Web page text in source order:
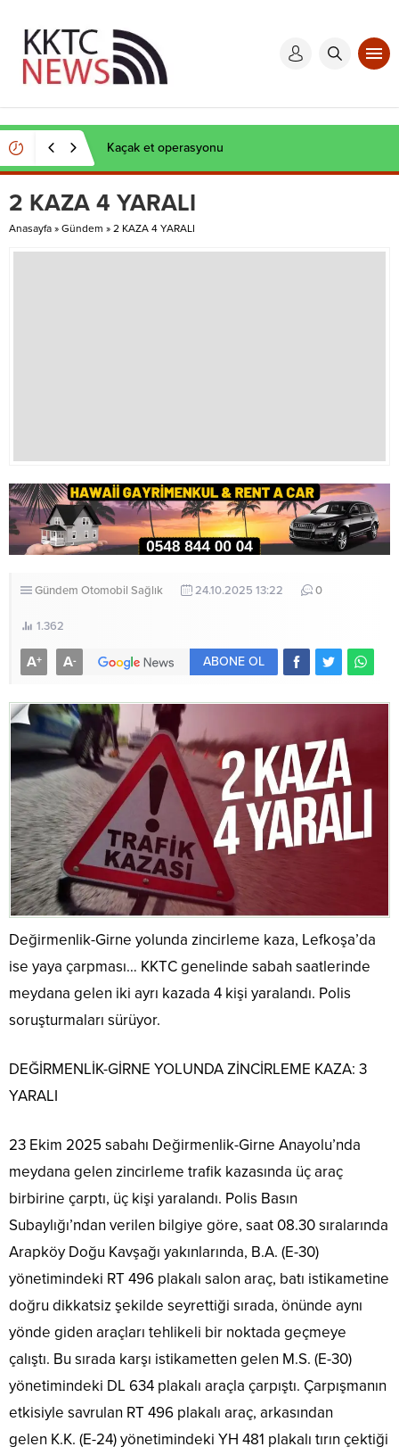
Kaçak et operasyonu
2 KAZA 4 YARALI
Anasayfa » Gündem » 2 KAZA 4 YARALI
Gündem Otomobil Sağlık 24.10.2025 13:22 0
1.362
A+ A- ABONE OL
Değirmenlik-Girne yolunda zincirleme kaza, Lefkoşa’da
ise yaya çarpması… KKTC genelinde sabah saatlerinde
meydana gelen iki ayrı kazada 4 kişi yaralandı. Polis
soruşturmaları sürüyor.
DEĞİRMENLİK-GİRNE YOLUNDA ZİNCİRLEME KAZA: 3
YARALI
23 Ekim 2025 sabahı Değirmenlik-Girne Anayolu’nda
meydana gelen zincirleme trafik kazasında üç araç
birbirine çarptı, üç kişi yaralandı. Polis Basın
Subaylığı’ndan verilen bilgiye göre, saat 08.30 sıralarında
Arapköy Doğu Kavşağı yakınlarında, B.A. (E-30)
yönetimindeki RT 496 plakalı salon araç, batı istikametine
doğru dikkatsiz şekilde seyrettiği sırada, önünde aynı
yönde giden araçları tehlikeli bir noktada geçmeye
çalıştı. Bu sırada karşı istikametten gelen M.S. (E-30)
yönetimindeki DL 634 plakalı araçla çarpıştı. Çarpışmanın
etkisiyle savrulan RT 496 plakalı araç, arkasından
gelen K.K. (E-24) yönetimindeki YH 481 plakalı tırın çektiği